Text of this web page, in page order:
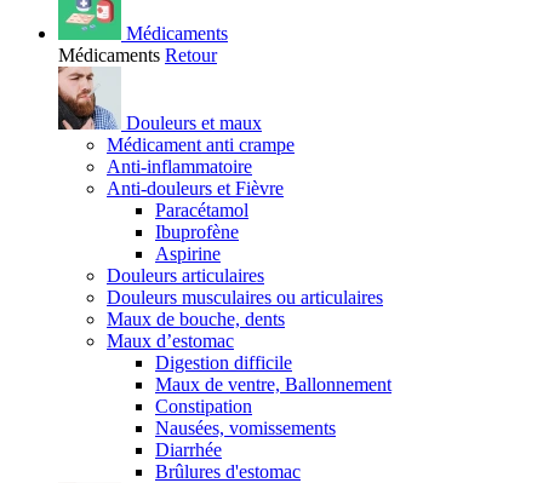
Médicaments
Médicaments Retour
Douleurs et maux
Médicament anti crampe
Anti-inflammatoire
Anti-douleurs et Fièvre
Paracétamol
Ibuprofène
Aspirine
Douleurs articulaires
Douleurs musculaires ou articulaires
Maux de bouche, dents
Maux d’estomac
Digestion difficile
Maux de ventre, Ballonnement
Constipation
Nausées, vomissements
Diarrhée
Brûlures d'estomac